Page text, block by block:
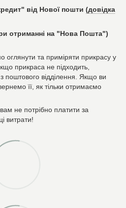
від Нової пошти (довідка
отриманні на "Нова Пошта")
оглянути та приміряти прикрасу у
прикраса не підходить,
з поштового відділення. Якщо ви
її, як тільки отримаємо
не потрібно платити за
витрати!